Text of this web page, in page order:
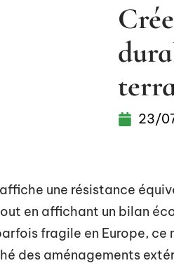
23/
une résistance
en affichant un bilan
fragile en Europe, ce
des aménagements